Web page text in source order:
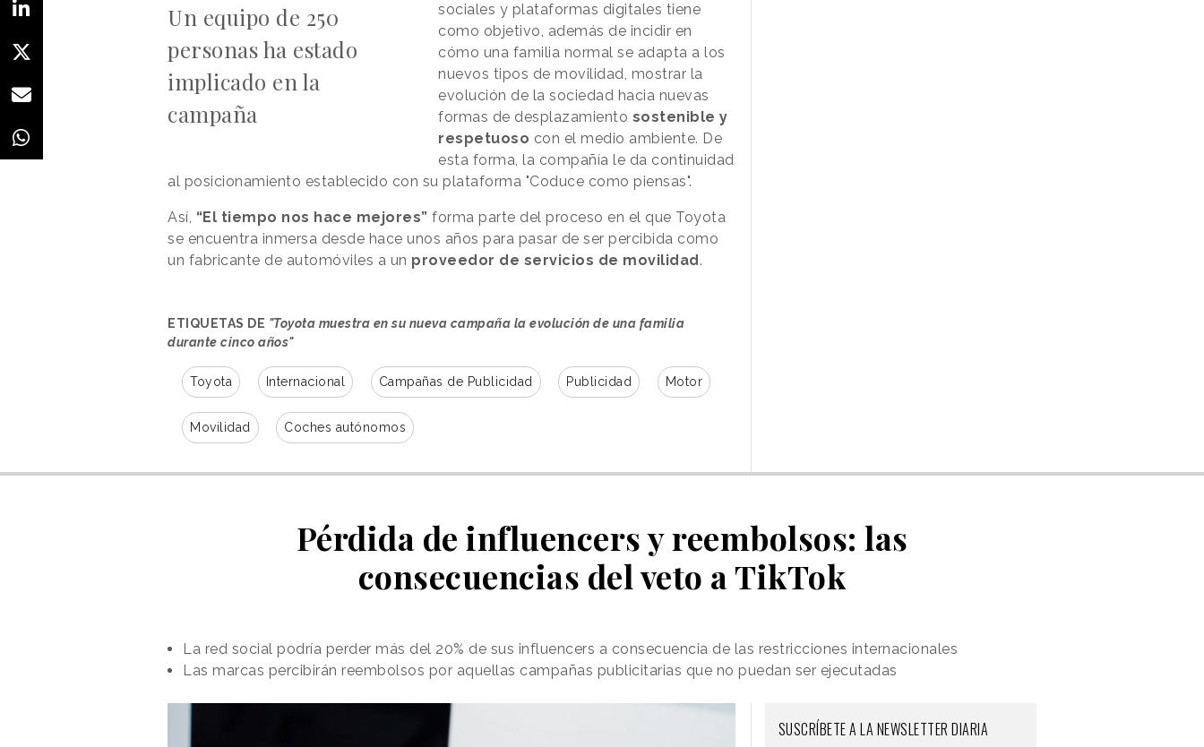
Un equipo de 250
personas ha estado
implicado en la
campaña
sociales y plataformas digitales tiene
como objetivo, además de incidir en
cómo una familia normal se adapta a los
nuevos tipos de movilidad, mostrar la
evolución de la sociedad hacia nuevas
formas de desplazamiento sostenible y
respetuoso con el medio ambiente. De
esta forma, la compañía le da continuidad
al posicionamiento establecido con su plataforma "Coduce como piensas".
Así, “El tiempo nos hace mejores” forma parte del proceso en el que Toyota
se encuentra inmersa desde hace unos años para pasar de ser percibida como
un fabricante de automóviles a un proveedor de servicios de movilidad .
ETIQUETAS DE "Toyota muestra en su nueva campaña la evolución de una familia
durante cinco años"
Toyota Internacional Campañas de Publicidad Publicidad Motor
Movilidad Coches autónomos
Pérdida de influencers y reembolsos: las
consecuencias del veto a TikTok
La red social podría perder más del 20% de sus influencers a consecuencia de las restricciones internacionales
Las marcas percibirán reembolsos por aquellas campañas publicitarias que no puedan ser ejecutadas
SUSCRÍBETE A LA NEWSLETTER DIARIA